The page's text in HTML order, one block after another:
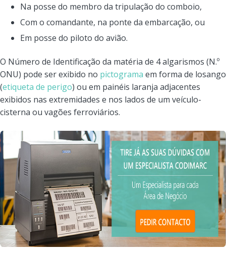
Na posse do membro da tripulação do comboio,
Com o comandante, na ponte da embarcação, ou
Em posse do piloto do avião.
O Número de Identificação da matéria de 4 algarismos (N.º
ONU) pode ser exibido no pictograma em forma de losango
(etiqueta de perigo) ou em painéis laranja adjacentes
exibidos nas extremidades e nos lados de um veículo-
cisterna ou vagões ferroviários.